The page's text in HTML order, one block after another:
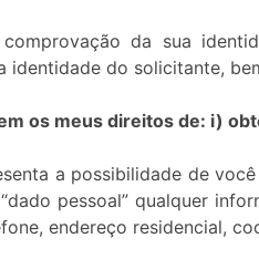
da sua
identidade do solicitante,
os meus direitos de: i)
a possibilidade de
pessoal” qualquer
endereço residencial,